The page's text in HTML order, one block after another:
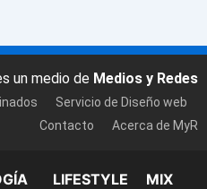
un medio de Medios y Redes
Servicio de Diseño web
Contacto
Acerca de MyR
LIFESTYLE MIX